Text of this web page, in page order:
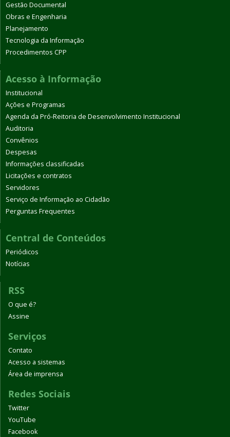
Gestão Documental
Obras e Engenharia
Planejamento
Tecnologia da Informação
Procedimentos CPP
Acesso à Informação
Institucional
Ações e Programas
Agenda da Pró-Reitoria de Desenvolvimento Institucional
Auditoria
Convênios
Despesas
Informações classificadas
Licitações e contratos
Servidores
Serviço de Informação ao Cidadão
Perguntas Frequentes
Central de Conteúdos
Periódicos
Notícias
RSS
O que é?
Assine
Serviços
Contato
Acesso a sistemas
Área de imprensa
Redes Sociais
Twitter
YouTube
Facebook